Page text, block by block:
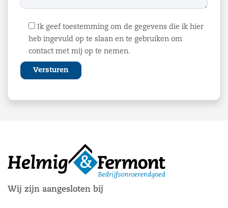
Ik geef toestemming om de gegevens die ik hier
heb ingevuld op te slaan en te gebruiken om
contact met mij op te nemen.
Wij zijn aangesloten bij